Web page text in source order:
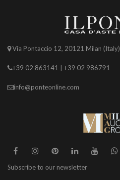
Via Pontaccio 12, 20121 Milan (Italy)
+39 02 863141 | +39 02 986791
info@ponteonline.com
Subscribe to our newsletter